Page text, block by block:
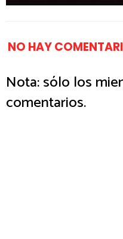
NO HAY
Nota: sólo los
comentarios.